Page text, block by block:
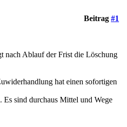
Beitrag #1
nach Ablauf der Frist die Löschung
hat einen sofortigen
Es sind durchaus Mittel und Wege